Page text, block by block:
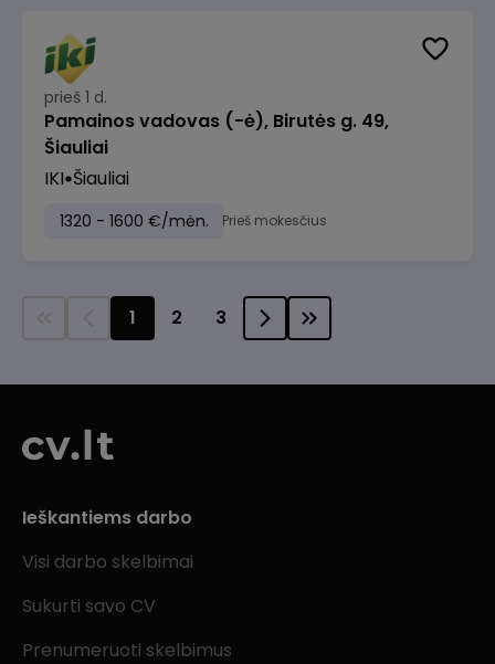
prieš 1 d.
Pamainos vadovas (-ė), Birutės g. 49,
Šiauliai
IKI Šiauliai
1320 - 1600 €/mėn. Prieš mokesčius
1 2 3
Ieškantiems darbo
Visi darbo skelbimai
Sukurti savo CV
Prenumeruoti skelbimus